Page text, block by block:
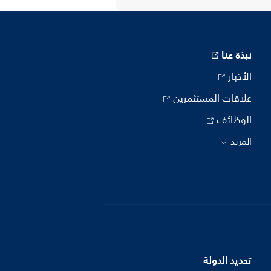
نبذة عنا
الأخبار
علاقات المستثمرين
الوظائف
المزيد
تحديد الدولة